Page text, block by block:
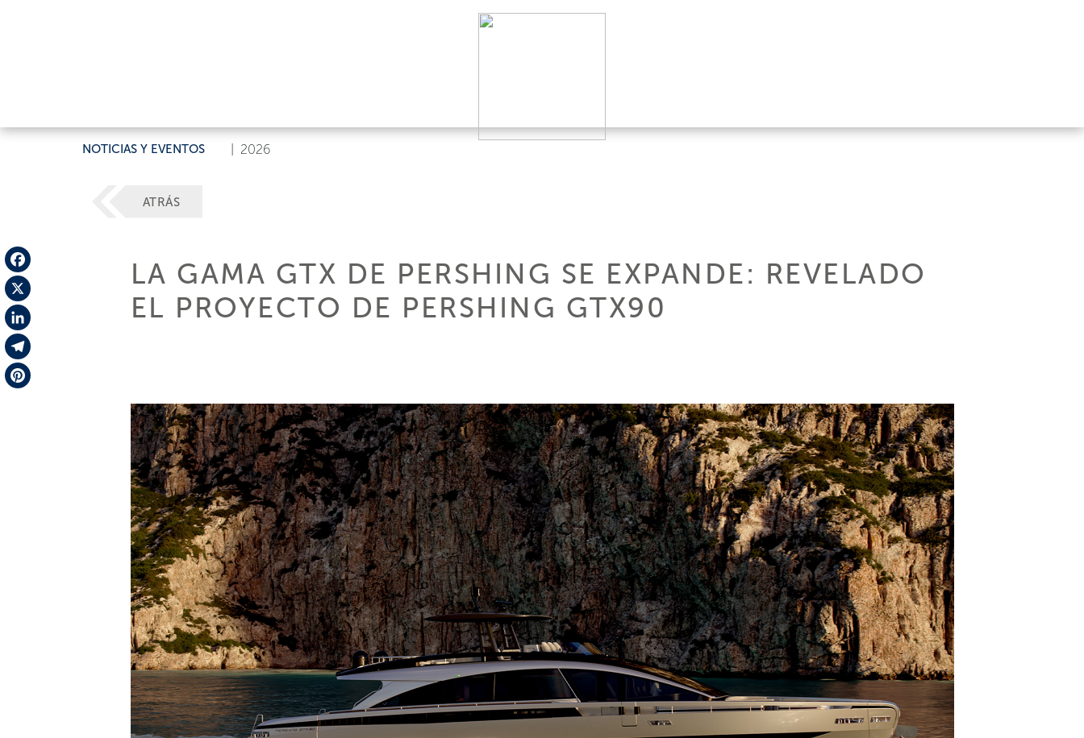
NOTICIAS Y EVENTOS 2026
Facebook
X
LinkedIn
Telegram
ATRÁS
LA GAMA GTX DE PERSHING SE EXPANDE: REVELADO
EL PROYECTO DE PERSHING GTX90